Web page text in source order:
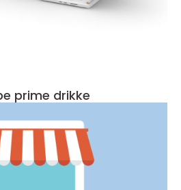
prime drikke